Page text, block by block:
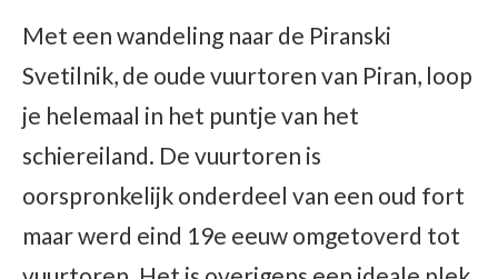
Met een wandeling naar de Piranski
Svetilnik, de oude vuurtoren van Piran, loop
je helemaal in het puntje van het
schiereiland. De vuurtoren is
oorspronkelijk onderdeel van een oud fort
maar werd eind 19e eeuw omgetoverd tot